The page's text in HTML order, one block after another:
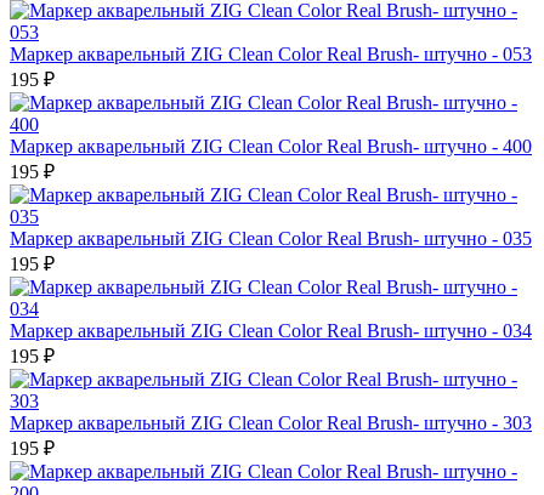
Маркер акварельный ZIG Clean Color Real Brush- штучно - 053
195 ₽
Маркер акварельный ZIG Clean Color Real Brush- штучно - 400
195 ₽
Маркер акварельный ZIG Clean Color Real Brush- штучно - 035
195 ₽
Маркер акварельный ZIG Clean Color Real Brush- штучно - 034
195 ₽
Маркер акварельный ZIG Clean Color Real Brush- штучно - 303
195 ₽